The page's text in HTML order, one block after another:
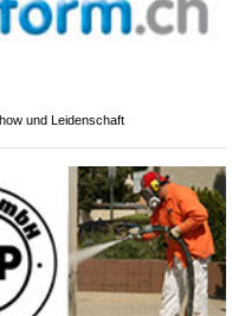
und Leidenschaft